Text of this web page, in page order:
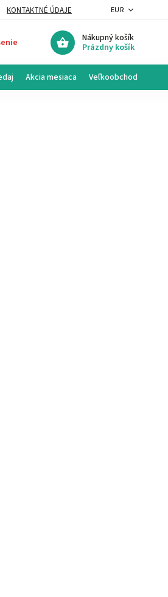
KONTAKTNÉ ÚDAJE
EUR
Nákupný košík
Prázdny košík
Akcia mesiaca Veľkoobchod